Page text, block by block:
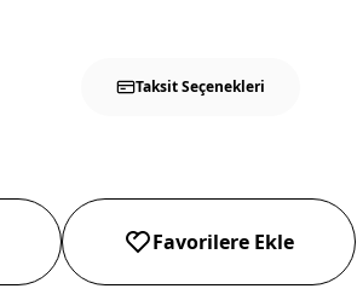
Taksit Seçenekleri
Favorilere Ekle